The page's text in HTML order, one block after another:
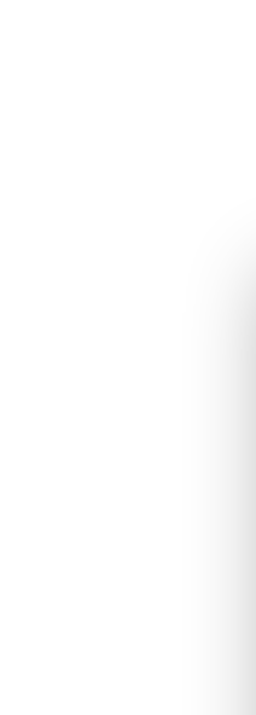
Turkiet och
Rösta i
Tjeckien
Glad
Nya
En man
Gräns -
Öppettider